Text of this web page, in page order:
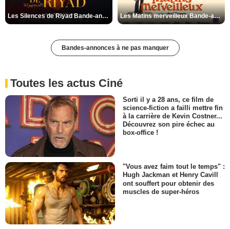
Les Silences de Riyad Bande-annonce VO STFR Les Matins merveilleux Bande-annonce VF
Bandes-annonces à ne pas manquer
Toutes les actus Ciné
Sorti il y a 28 ans, ce film de
science-fiction a failli mettre fin
à la carrière de Kevin Costner...
Découvrez son pire échec au
box-office !
"Vous avez faim tout le temps" :
Hugh Jackman et Henry Cavill
ont souffert pour obtenir des
muscles de super-héros